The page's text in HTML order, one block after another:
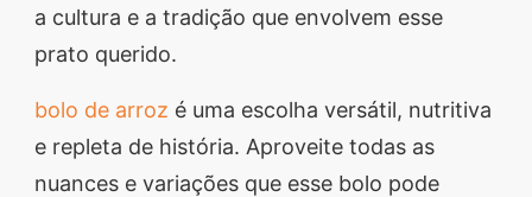
a cultura e a tradição que envolvem esse
prato querido.
bolo de arroz é uma escolha versátil, nutritiva
e repleta de história. Aproveite todas as
nuances e variações que esse bolo pode